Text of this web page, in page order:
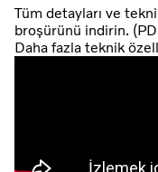
Tüm detayları ve
broşürünü indirin.
Daha fazla teknik